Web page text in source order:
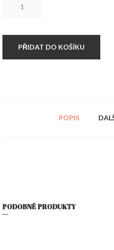
nerez
množstvíPŘIDAT DO KOŠÍKU
POPIS
PODOBNÉ PRODUKTY